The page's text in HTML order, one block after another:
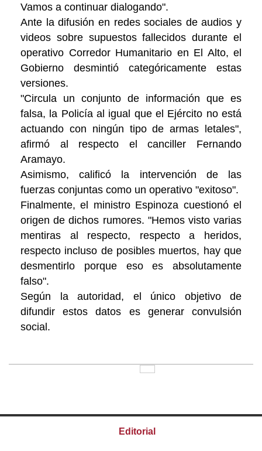
Vamos a continuar dialogando".
Ante la difusión en redes sociales de audios y
videos sobre supuestos fallecidos durante el
operativo Corredor Humanitario en El Alto, el
Gobierno desmintió categóricamente estas
versiones.
"Circula un conjunto de información que es
falsa, la Policía al igual que el Ejército no está
actuando con ningún tipo de armas letales",
afirmó al respecto el canciller Fernando
Aramayo.
Asimismo, calificó la intervención de las
fuerzas conjuntas como un operativo "exitoso".
Finalmente, el ministro Espinoza cuestionó el
origen de dichos rumores. "Hemos visto varias
mentiras al respecto, respecto a heridos,
respecto incluso de posibles muertos, hay que
desmentirlo porque eso es absolutamente
falso".
Según la autoridad, el único objetivo de
difundir estos datos es generar convulsión
social.
Editorial